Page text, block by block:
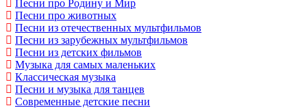
Песни про Родину и Мир
Песни про животных
Песни из отечественных мультфильмов
Песни из зарубежных мультфильмов
Песни из детских фильмов
Музыка для самых маленьких
Классическая музыка
Песни и музыка для танцев
Современные детские песни